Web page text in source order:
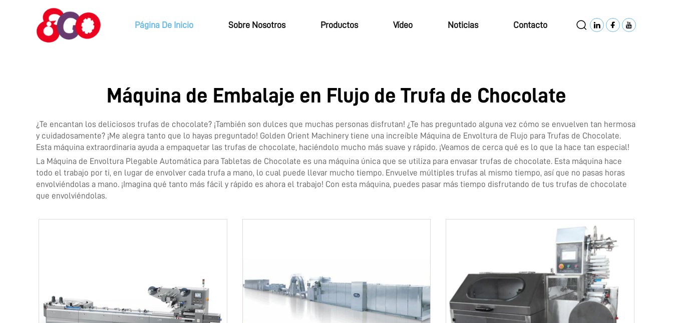
Página De Inicio Sobre Nosotros Productos Vídeo Noticias Contacto
Máquina de Embalaje en Flujo de Trufa de Chocolate
¿Te encantan los deliciosos trufas de chocolate? ¡También son dulces que muchas personas disfrutan! ¿Te has preguntado alguna vez cómo se envuelven tan hermosa
y cuidadosamente? ¡Me alegra tanto que lo hayas preguntado! Golden Orient Machinery tiene una increíble Máquina de Envoltura de Flujo para Trufas de Chocolate.
Esta máquina extraordinaria ayuda a empaquetar las trufas de chocolate, haciéndolo mucho más suave y rápido. ¡Veamos de cerca qué es lo que la hace tan especial!
La Máquina de Envoltura Plegable Automática para Tabletas de Chocolate es una máquina única que se utiliza para envasar trufas de chocolate. Esta máquina hace
todo el trabajo por ti, en lugar de envolver cada trufa a mano, lo cual puede llevar mucho tiempo. Envuelve múltiples trufas al mismo tiempo, así que no pasas horas
envolviéndolas a mano. ¡Imagina qué tanto más fácil y rápido es ahora el trabajo! Con esta máquina, puedes pasar más tiempo disfrutando de tus trufas de chocolate
que envolviéndolas.